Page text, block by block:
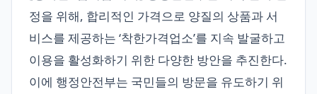
정을 위해, 합리적인 가격으로 양질의 상품과 서
비스를 제공하는 ‘착한가격업소’를 지속 발굴하고
이용을 활성화하기 위한 다양한 방안을 추진한다.
이에 행정안전부는 국민들의 방문을 유도하기 위